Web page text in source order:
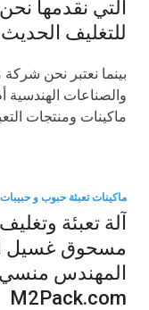
التي نقدمها
للتغليف الحديث M2Pack.com
بينما نعتبر نحن
والصناعات الهندسية
ماكينات ومنتجات
ماكينات تعبئة حبوب و حبيبات
آلة تعبئة
مسحوق غسيل
المهندس منسي
M2Pack.com